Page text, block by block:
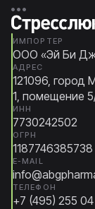
ИМПОРТЕР
ООО «Эй Би
АДРЕС
121096, город
1, помещение
ИНН
7730242502
ОГРН
1187746385738
E-MAIL
ТЕЛЕФОН
+7 (495) 255